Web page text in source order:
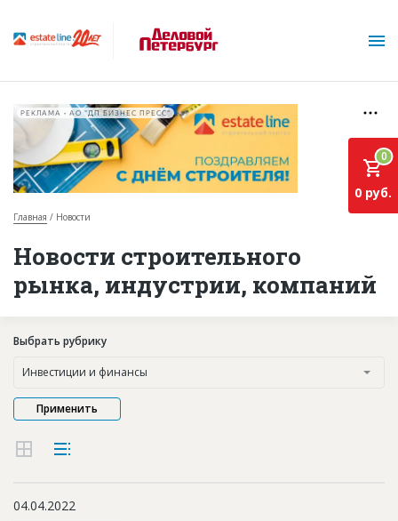
О проекте
Горячие объекты
База строящихся объектов
Инвестпроекты
Глоссарий
Новости
Платные услуги
Правила работы
РЕКЛАМА • АО "ДП БИЗНЕС ПРЕСС"
Главная Новости
Новости строительного
рынка, индустрии, компаний
0
0 руб.
Выбрать рубрику
Инвестиции и финансы
04.04.2022